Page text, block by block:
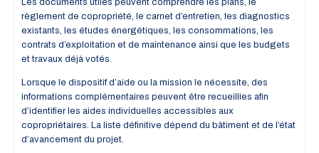
règlement de copropriété, le carnet d’entretien, les diagnostics
existants, les études énergétiques, les consommations, les
contrats d’exploitation et de maintenance ainsi que les budgets
et travaux déjà votés.
Lorsque le dispositif d’aide ou la mission le nécessite, des
informations complémentaires peuvent être recueillies afin
d’identifier les aides individuelles accessibles aux
copropriétaires. La liste définitive dépend du bâtiment et de l’état
d’avancement du projet.